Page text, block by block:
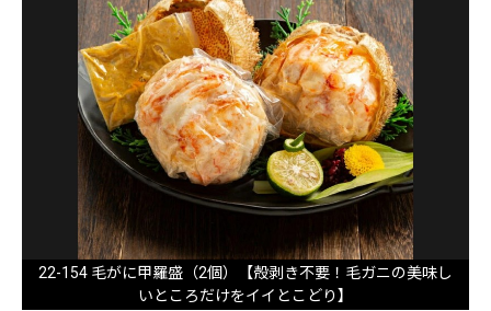
22-154 毛がに甲羅盛（2個）【殻剥き不要！毛ガニの美味し
いところだけをイイとこどり】